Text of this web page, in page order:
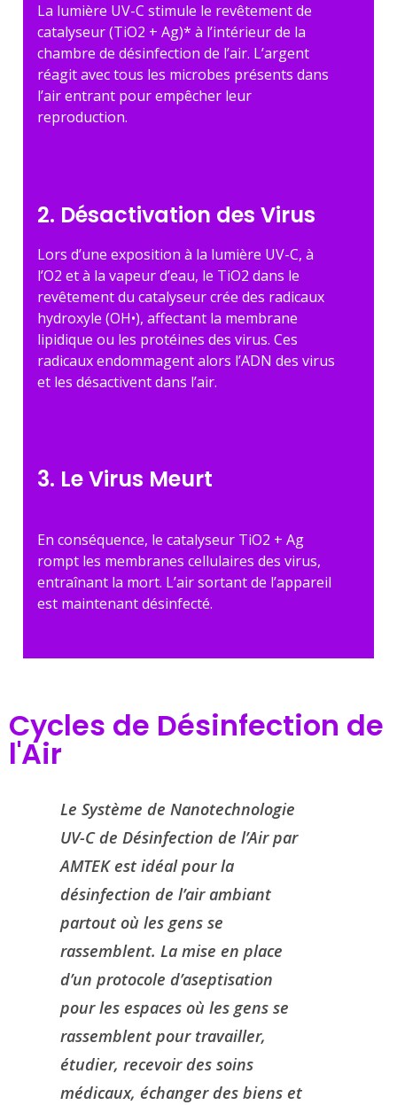
La lumière UV-C stimule le revêtement de
catalyseur (TiO2 + Ag)* à l’intérieur de la
chambre de désinfection de l’air. L’argent
réagit avec tous les microbes présents dans
l’air entrant pour empêcher leur
reproduction.
2. Désactivation des Virus
Lors d’une exposition à la lumière UV-C, à
l’O2 et à la vapeur d’eau, le TiO2 dans le
revêtement du catalyseur crée des radicaux
hydroxyle (OH•), affectant la membrane
lipidique ou les protéines des virus. Ces
radicaux endommagent alors l’ADN des virus
et les désactivent dans l’air.
3. Le Virus Meurt
En conséquence, le catalyseur TiO2 + Ag
rompt les membranes cellulaires des virus,
entraînant la mort. L’air sortant de l’appareil
est maintenant désinfecté.
Cycles de Désinfection de
l'Air
Le Système de Nanotechnologie
UV-C de Désinfection de l’Air par
AMTEK est idéal pour la
désinfection de l’air ambiant
partout où les gens se
rassemblent. La mise en place
d’un protocole d’aseptisation
pour les espaces où les gens se
rassemblent pour travailler,
étudier, recevoir des soins
médicaux, échanger des biens et